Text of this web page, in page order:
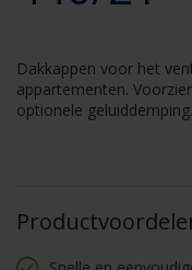
Dakkappen voor het
appartementen.
optionele geluiddemping.